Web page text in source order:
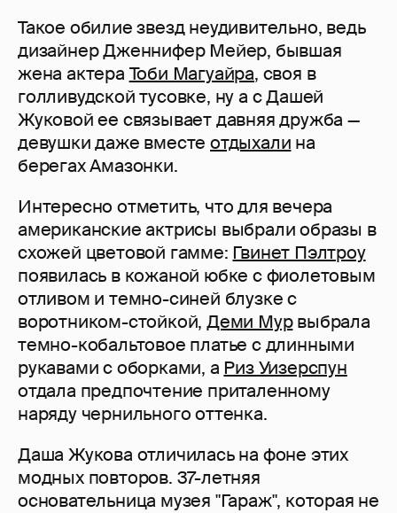
Такое обилие звезд неудивительно, ведь
дизайнер Дженнифер Мейер, бывшая
жена актера Тоби Магуайра, своя в
голливудской тусовке, ну а с Дашей
Жуковой ее связывает давняя дружба —
девушки даже вместеотдыхали на
берегах Амазонки.
Интересно отметить, что для вечера
американские актрисы выбрали образы в
схожей цветовой гамме: Гвинет Пэлтроу
появилась в кожаной юбке с фиолетовым
отливом и темно-синей блузке с
воротником-стойкой,Деми Мурвыбрала
темно-кобальтовое платье с длинными
рукавами с оборками, а Риз Уизерспун
отдала предпочтение приталенному
наряду чернильного оттенка.
Даша Жукова отличилась на фоне этих
модных повторов. 37-летняя
основательница музея "Гараж", которая не